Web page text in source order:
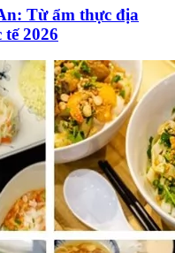
Từ ẩm thực địa
2026